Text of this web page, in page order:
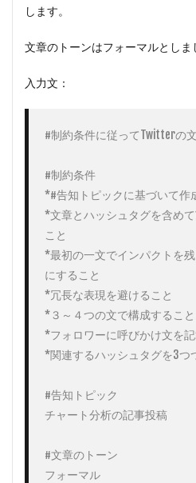
します。
文章のトーンはフォーマルとしま
入力文：
#制約条件に従ってTwitterの
#制約条件
*#告知トピックに基づいて作
*文章とハッシュタグを含め
こと
*最初の一文でインパクトを
にすること
*冗長な表現を避けること
*３～４つの文で構成すること
*フォロワーに呼びかけ文を
*関連するハッシュタグを3つ
#告知トピック
チャート分析の記事投稿
#文章のトーン
フォーマル